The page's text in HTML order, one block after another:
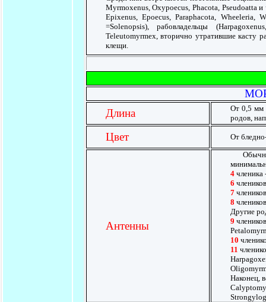
Myrmoxenus, Oxypoecus, Phacota,
Epixenus, Epoecus, Paraphacota, Wheeleria,
=Solenopsis), рабовладельцы
Teleutomyrmex, вторично утратившие касту
клещи.
Длина
От 0,5 мм
родов,
Цвет От
Антенны
Обычно
4членика
6
7
8
Другие
9
10
11
Наконец,